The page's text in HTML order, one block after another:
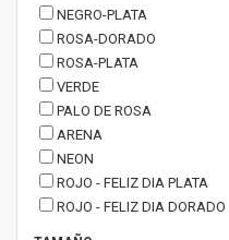
NEGRO-PLATA
ROSA-DORADO
ROSA-PLATA
VERDE
PALO DE ROSA
ARENA
NEON
ROJO - FELIZ DIA PLATA
ROJO - FELIZ DIA DORADO